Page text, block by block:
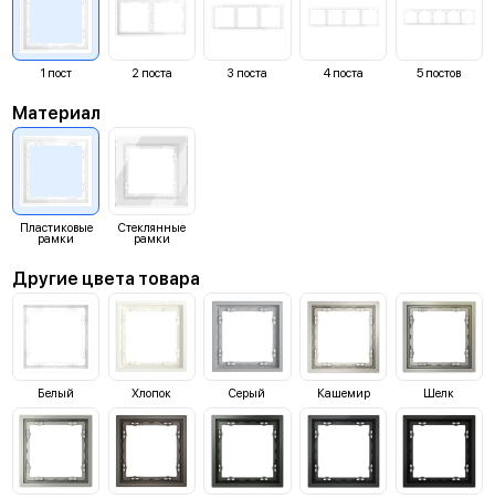
1 пост 2 поста 3 поста 4 поста 5 постов
Материал
Пластиковые
рамки
Стеклянные
рамки
Другие цвета товара
Белый Хлопок Серый Кашемир Шелк